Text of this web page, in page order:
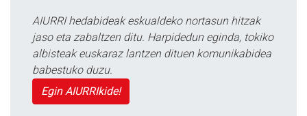
AIURRI hedabideak eskualdeko nortasun hitzak
jaso eta zabaltzen ditu. Harpidedun eginda, tokiko
albisteak euskaraz lantzen dituen komunikabidea
babestuko duzu.
Egin AIURRIkide!